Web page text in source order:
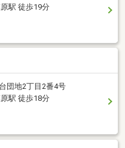
駅 徒歩19分
団地2丁目2番4号
駅 徒歩18分